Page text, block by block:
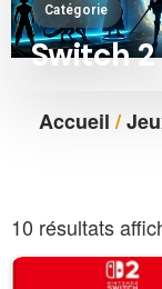
Catégorie
Switch 2
Accueil /
10 résultats